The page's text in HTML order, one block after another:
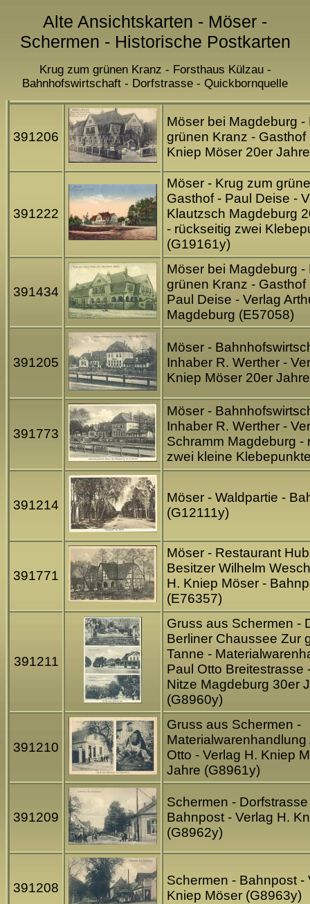
Alte Ansichtskarten - Möser -
Schermen - Historische Postkarten
Krug zum grünen Kranz - Forsthaus Külzau -
Bahnhofswirtschaft - Dorfstrasse - Quickbornquelle
391206
Möser bei Magdeburg -
grünen Kranz - Gasthof
Kniep Möser 20er
391222
Möser - Krug zum
Gasthof - Paul Deise -
Klautzsch Magdeburg
- rückseitig zwei
(G19161y)
391434
Möser bei Magdeburg -
grünen Kranz - Gasthof
Paul Deise - Verlag
Magdeburg (E57058)
391205
Möser -
Inhaber R. Werther -
Kniep Möser 20er
391773
Möser -
Inhaber R. Werther -
Schramm Magdeburg -
zwei kleine
391214
Möser - Waldpartie -
(G12111y)
391771
Möser - Restaurant
Besitzer Wilhelm
H. Kniep Möser -
(E76357)
391211
Gruss aus Schermen -
Berliner Chaussee Zur
Tanne -
Paul Otto Breitestrasse
Nitze Magdeburg 30er
(G8960y)
391210
Gruss aus Schermen -
Materialwarenhandlung
Otto - Verlag H. Kniep
Jahre (G8961y)
391209
Schermen -
Bahnpost - Verlag H.
(G8962y)
391208
Schermen - Bahnpost -
Kniep Möser (G8963y)